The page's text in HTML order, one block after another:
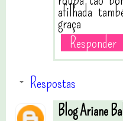
afilhada
graça
Responder
Respostas
Blog Ariane